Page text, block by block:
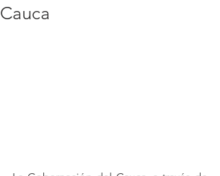
Cauca